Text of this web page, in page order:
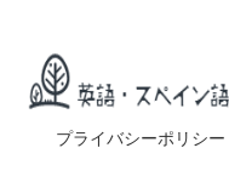
プライバシーポリシー